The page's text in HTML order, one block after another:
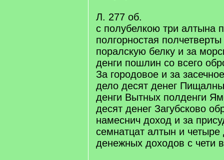
Л. 277 об.
с полубелкою три алтына
полгорностая
поралскую белку и за
денги пошлин со всего
За городовое и за
дело десят денег
денги Вытных полденги
десят денег Загубсково
намеснич доход и за
семнатцат алтын и четыре
денежных доходов с чети